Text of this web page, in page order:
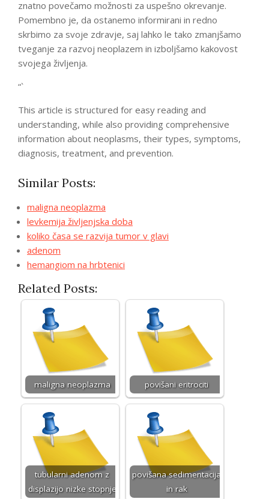
znatno povečamo možnosti za uspešno okrevanje.
Pomembno je, da ostanemo informirani in redno
skrbimo za svoje zdravje, saj lahko le tako zmanjšamo
tveganje za razvoj neoplazem in izboljšamo kakovost
svojega življenja.
“`
This article is structured for easy reading and
understanding, while also providing comprehensive
information about neoplasms, their types, symptoms,
diagnosis, treatment, and prevention.
Similar Posts:
maligna neoplazma
levkemija življenjska doba
koliko časa se razvija tumor v glavi
adenom
hemangiom na hrbtenici
Related Posts:
maligna neoplazma povišani eritrociti
tubularni adenom z
displazijo nizke stopnje
povišana sedimentacija
in rak